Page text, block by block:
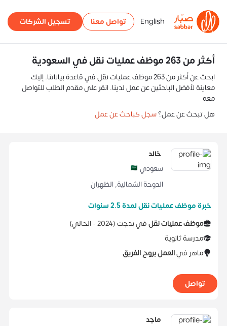
English تواصل معنا تسجيل الشركات
أكثر من 263 موظف عمليات نقل في السعودية
ابحث عن أكثر من 263 موظف عمليات نقل في قاعدة بياناتنا. إليك
معاينة لأفضل الباحثين عن عمل لدينا. انقر على مقدم الطلب للتواصل
معه
هل تبحث عن عمل؟سجل كباحث عن عمل
خالد
سعودي
الدوحة الشمالية, الظهران
خبرة موظف عمليات نقل لمدة 2.5 سنوات
موظف عمليات نقلفيبدجت(
2024 - الحالي)
مدرسة ثانوية
ماهر فيالعمل بروح الفريق
تواصل
ماجد